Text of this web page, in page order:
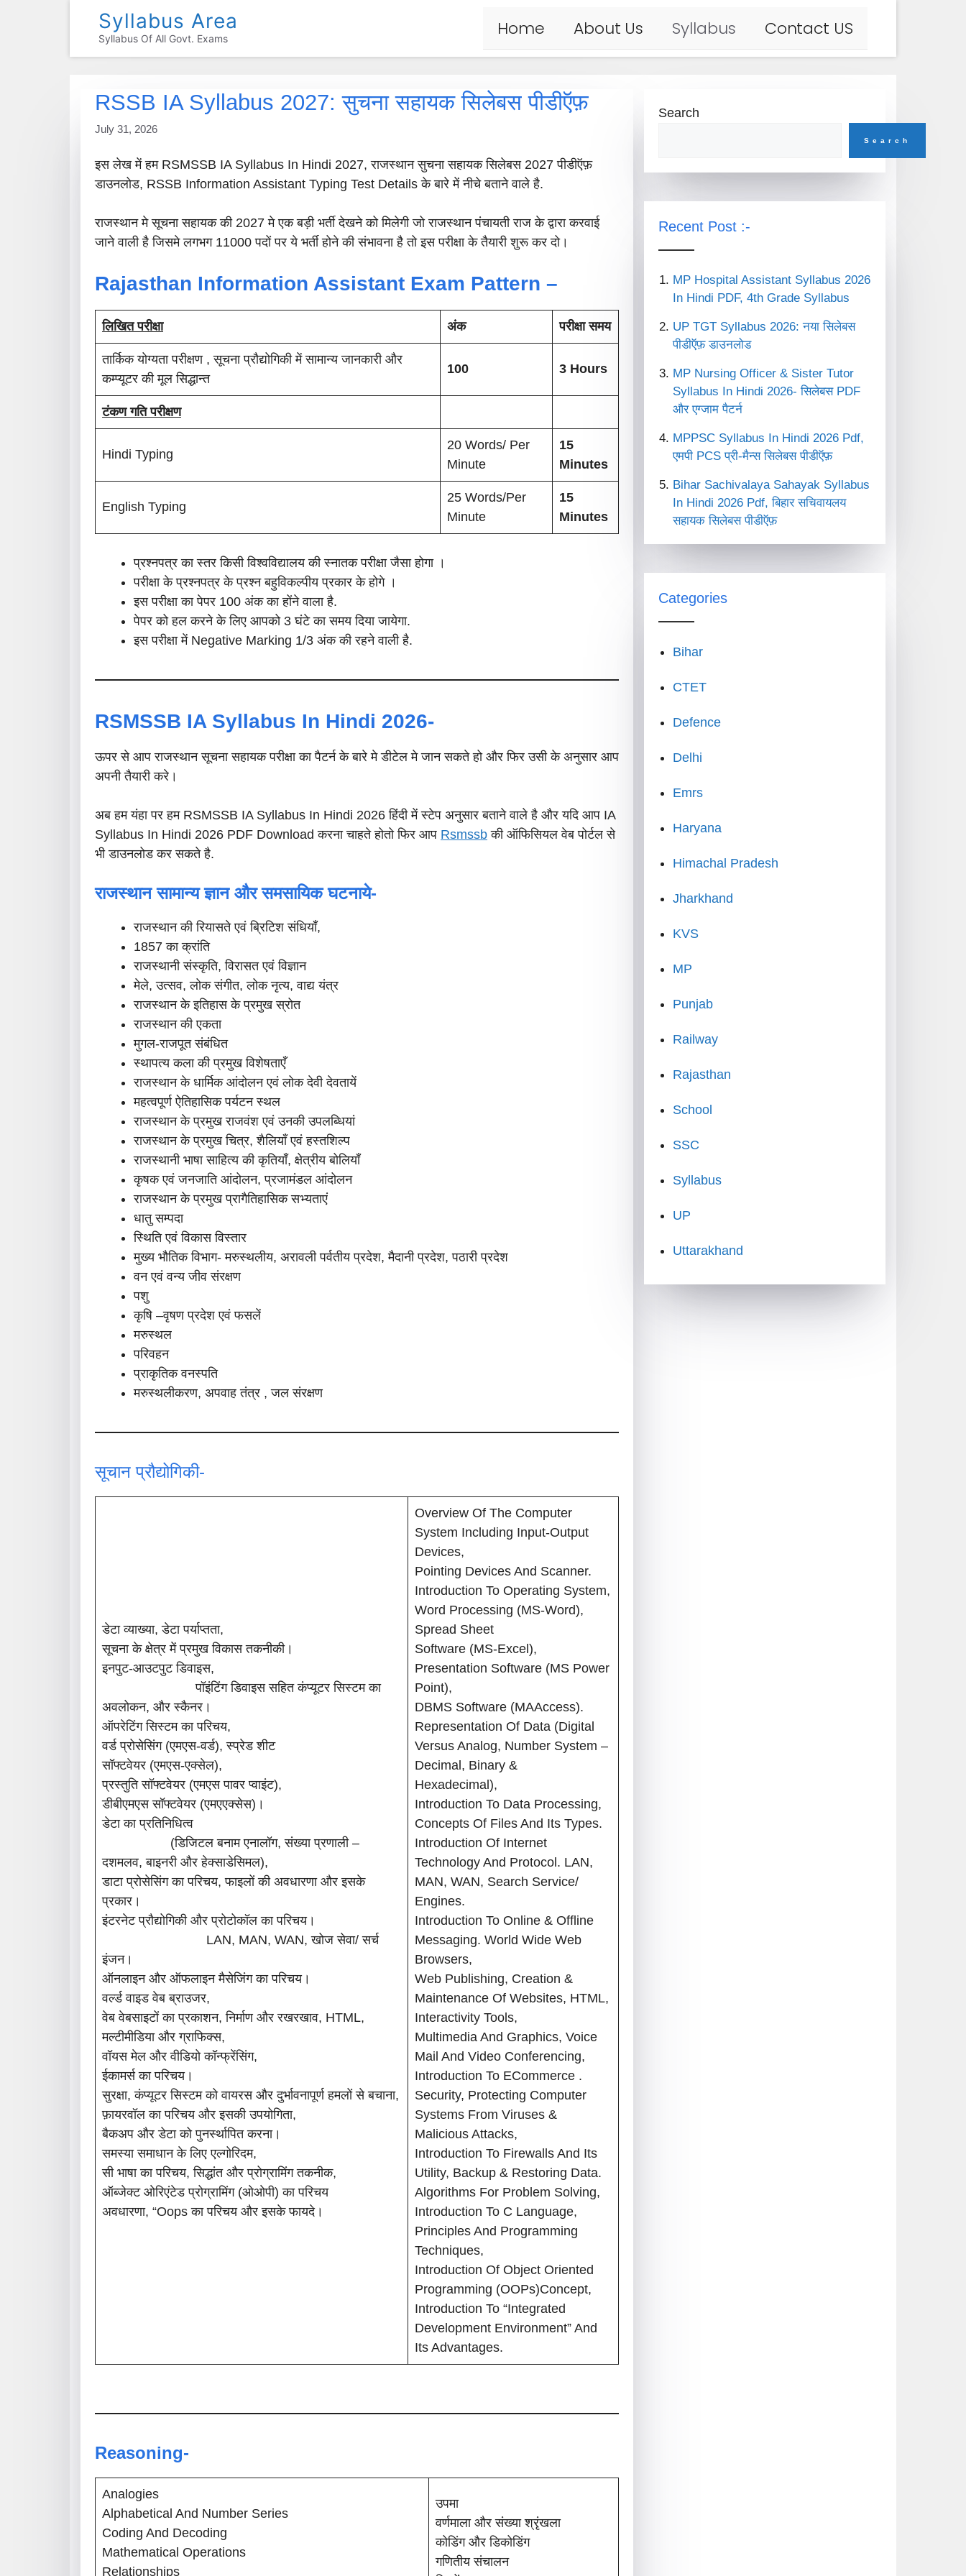
Syllabus Area
Syllabus Of All Govt. Exams Home About Us Syllabus Contact US
RSSB IA Syllabus 2027: सुचना सहायक सिलेबस पीडीऍफ़
July 31, 2026
इस लेख में हम RSMSSB IA Syllabus In Hindi 2027, राजस्थान सुचना सहायक सिलेबस 2027 पीडीऍफ़
डाउनलोड, RSSB Information Assistant Typing Test Details के बारे में नीचे बताने वाले है.
राजस्थान मे सूचना सहायक की 2027 मे एक बड़ी भर्ती देखने को मिलेगी जो राजस्थान पंचायती राज के द्वारा करवाई
जाने वाली है जिसमे लगभग 11000 पदों पर ये भर्ती होने की संभावना है तो इस परीक्षा के तैयारी शुरू कर दो।
Rajasthan Information Assistant Exam Pattern –
लिखित परीक्षा अंक परीक्षा समय
तार्किक योग्यता परीक्षण , सूचना प्रौद्योगिकी में सामान्य जानकारी और
कम्प्यूटर की मूल सिद्धान्त
100 3 Hours
टंकण गति परीक्षण
Hindi Typing
20 Words/ Per
Minute
15
Minutes
English Typing
25 Words/per
Minute
15
Minutes
प्रश्नपत्र का स्तर किसी विश्वविद्यालय की स्नातक परीक्षा जैसा होगा ।
परीक्षा के प्रश्नपत्र के प्रश्न बहुविकल्पीय प्रकार के होगे ।
इस परीक्षा का पेपर 100 अंक का होंने वाला है.
पेपर को हल करने के लिए आपको 3 घंटे का समय दिया जायेगा.
इस परीक्षा में Negative Marking 1/3 अंक की रहने वाली है.
RSMSSB IA Syllabus In Hindi 2026-
ऊपर से आप राजस्थान सूचना सहायक परीक्षा का पैटर्न के बारे मे डीटेल मे जान सकते हो और फिर उसी के अनुसार आप
अपनी तैयारी करे।
अब हम यंहा पर हम RSMSSB IA Syllabus In Hindi 2026 हिंदी में स्टेप अनुसार बताने वाले है और यदि आप IA
Syllabus In Hindi 2026 PDF Download करना चाहते होतो फिर आप Rsmssb की ऑफिसियल वेब पोर्टल से
भी डाउनलोड कर सकते है.
राजस्थान सामान्य ज्ञान और समसायिक घटनाये-
राजस्थान की रियासते एवं ब्रिटिश संधियाँ,
1857 का क्रांति
राजस्थानी संस्कृति, विरासत एवं विज्ञान
मेले, उत्सव, लोक संगीत, लोक नृत्य, वाद्य यंत्र
राजस्थान के इतिहास के प्रमुख स्रोत
राजस्थान की एकता
मुगल-राजपूत संबंधित
स्थापत्य कला की प्रमुख विशेषताएँ
राजस्थान के धार्मिक आंदोलन एवं लोक देवी देवतायें
महत्वपूर्ण ऐतिहासिक पर्यटन स्थल
राजस्थान के प्रमुख राजवंश एवं उनकी उपलब्धियां
राजस्थान के प्रमुख चित्र, शैलियाँ एवं हस्तशिल्प
राजस्थानी भाषा साहित्य की कृतियाँ, क्षेत्रीय बोलियाँ
कृषक एवं जनजाति आंदोलन, प्रजामंडल आंदोलन
राजस्थान के प्रमुख प्रागैतिहासिक सभ्यताएं
धातु सम्पदा
स्थिति एवं विकास विस्तार
मुख्य भौतिक विभाग- मरुस्थलीय, अरावली पर्वतीय प्रदेश, मैदानी प्रदेश, पठारी प्रदेश
वन एवं वन्य जीव संरक्षण
पशु
कृषि –वृषण प्रदेश एवं फसलें
मरुस्थल
परिवहन
प्राकृतिक वनस्पति
मरुस्थलीकरण, अपवाह तंत्र , जल संरक्षण
सूचान प्रौद्योगिकी-
डेटा व्याख्या, डेटा पर्याप्तता,
सूचना के क्षेत्र में प्रमुख विकास तकनीकी।
इनपुट-आउटपुट डिवाइस,
पॉइंटिंग डिवाइस सहित कंप्यूटर सिस्टम का
अवलोकन, और स्कैनर।
ऑपरेटिंग सिस्टम का परिचय,
वर्ड प्रोसेसिंग (एमएस-वर्ड), स्प्रेड शीट
सॉफ्टवेयर (एमएस-एक्सेल),
प्रस्तुति सॉफ्टवेयर (एमएस पावर प्वाइंट),
डीबीएमएस सॉफ्टवेयर (एमएएक्सेस)।
डेटा का प्रतिनिधित्व
(डिजिटल बनाम एनालॉग, संख्या प्रणाली –
दशमलव, बाइनरी और हेक्साडेसिमल),
डाटा प्रोसेसिंग का परिचय, फाइलों की अवधारणा और इसके
प्रकार।
इंटरनेट प्रौद्योगिकी और प्रोटोकॉल का परिचय।
LAN, MAN, WAN, खोज सेवा/ सर्च
इंजन।
ऑनलाइन और ऑफलाइन मैसेजिंग का परिचय।
वर्ल्ड वाइड वेब ब्राउजर,
वेब वेबसाइटों का प्रकाशन, निर्माण और रखरखाव, HTML,
मल्टीमीडिया और ग्राफिक्स,
वॉयस मेल और वीडियो कॉन्फ्रेंसिंग,
ईकामर्स का परिचय।
सुरक्षा, कंप्यूटर सिस्टम को वायरस और दुर्भावनापूर्ण हमलों से बचाना,
फ़ायरवॉल का परिचय और इसकी उपयोगिता,
बैकअप और डेटा को पुनर्स्थापित करना।
समस्या समाधान के लिए एल्गोरिदम,
सी भाषा का परिचय, सिद्धांत और प्रोग्रामिंग तकनीक,
ऑब्जेक्ट ओरिएंटेड प्रोग्रामिंग (ओओपी) का परिचय
अवधारणा, “oops का परिचय और इसके फायदे।
Overview Of The Computer
System Including Input-Output
Devices,
Pointing Devices And Scanner.
Introduction To Operating System,
Word Processing (MS-Word),
Spread Sheet
Software (MS-Excel),
Presentation Software (MS Power
Point),
DBMS Software (MAAccess).
Representation Of Data (Digital
Versus Analog, Number System –
Decimal, Binary &
Hexadecimal),
Introduction To Data Processing,
Concepts Of Files And Its Types.
Introduction Of Internet
Technology And Protocol. LAN,
MAN, WAN, Search Service/
Engines.
Introduction To Online & Offline
Messaging. World Wide Web
Browsers,
Web Publishing, Creation &
Maintenance Of Websites, HTML,
Interactivity Tools,
Multimedia And Graphics, Voice
Mail And Video Conferencing,
Introduction To ECommerce .
Security, Protecting Computer
Systems From Viruses &
Malicious Attacks,
Introduction To Firewalls And Its
Utility, Backup & Restoring Data.
Algorithms For Problem Solving,
Introduction To C Language,
Principles And Programming
Techniques,
Introduction Of Object Oriented
Programming (OOPs)concept,
Introduction To “Integrated
Development Environment” And
Its Advantages.
Reasoning-
Analogies
Alphabetical And Number Series
Coding And Decoding
Mathematical Operations
Relationships
उपमा
वर्णमाला और संख्या श्रृंखला
कोडिंग और डिकोडिंग
गणितीय संचालन
Search
Search
Recent Post :-
MP Hospital Assistant Syllabus 2026
In Hindi PDF, 4th Grade Syllabus
UP TGT Syllabus 2026: नया सिलेबस
पीडीऍफ़ डाउनलोड
MP Nursing Officer & Sister Tutor
Syllabus In Hindi 2026- सिलेबस PDF
और एग्जाम पैटर्न
MPPSC Syllabus In Hindi 2026 Pdf,
एमपी PCS प्री-मैन्स सिलेबस पीडीऍफ़
Bihar Sachivalaya Sahayak Syllabus
In Hindi 2026 Pdf, बिहार सचिवायलय
सहायक सिलेबस पीडीऍफ़
Categories
Bihar
CTET
Defence
Delhi
Emrs
Haryana
Himachal Pradesh
Jharkhand
KVS
MP
Punjab
Railway
Rajasthan
School
SSC
Syllabus
UP
Uttarakhand